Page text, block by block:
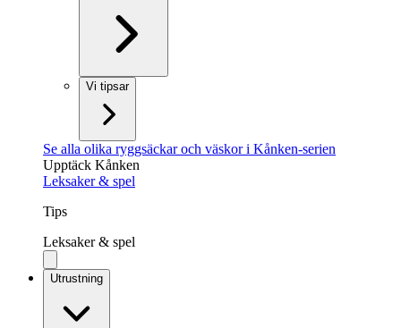
Vi tipsar
Se alla olika ryggsäckar och väskor i Kånken-serien
Upptäck Kånken
Leksaker & spel
Tips
Leksaker & spel
Utrustning